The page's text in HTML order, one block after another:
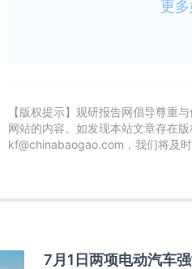
更
【版权提示】观研报告网倡导尊重
网站的内容。如发现本站文章存在
kf@chinabaogao.com，我们将及时
7月1日两项电动汽车